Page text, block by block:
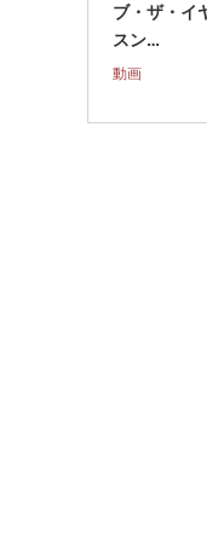
ブ・ザ・イ
スン…
動画